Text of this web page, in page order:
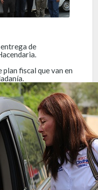
de
fiscal que van en